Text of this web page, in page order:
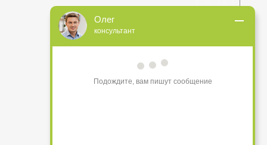
+375 (44) 772-92-22
s1-ovk@yandex.by
Олег
консультант
Подождите, вам пишут сообщение